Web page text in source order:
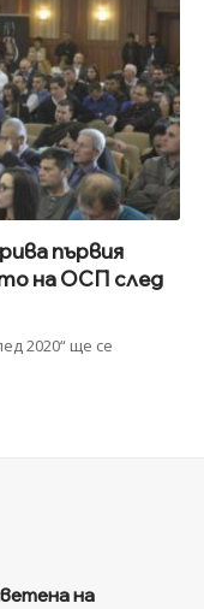
първия
на ОСП след
2020“ ще се
на